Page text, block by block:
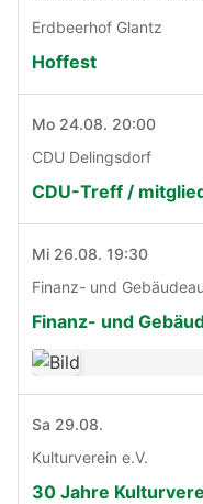
Erdbeerhof Glantz
Hoffest
Mo 24.08. 20:00
CDU Delingsdorf
CDU-Treff /
Mi 26.08. 19:30
Finanz- und
Finanz- und
Sa 29.08.
Kulturverein e.V.
30 Jahre